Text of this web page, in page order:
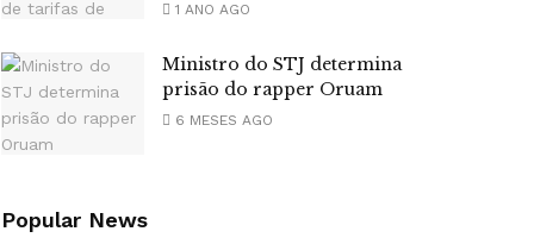
1 ANO AGO
Ministro do STJ determina
prisão do rapper Oruam
6 MESES AGO
Popular News